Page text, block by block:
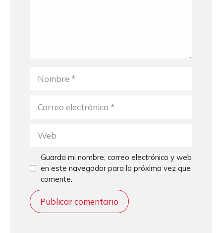
electrónico
Guarda mi nombre, correo electrónico y web
en este navegador para la próxima vez que
comente.